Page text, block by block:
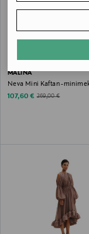
MALINA
Neva Mini Kaftan -
Discounted Price
107,60 € Original Price
269,00 €